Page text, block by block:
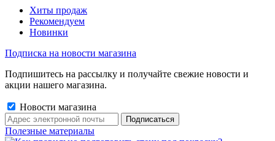
Хиты продаж
Рекомендуем
Новинки
Подписка на новости магазина
Подпишитесь на рассылку и получайте свежие новости и
акции нашего магазина.
Новости магазина
Полезные материалы